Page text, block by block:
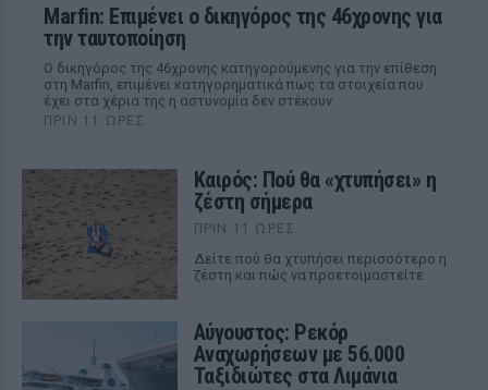
Marfin: Επιμένει ο δικηγόρος της 46χρονης για
την ταυτοποίηση
Ο δικηγόρος της 46χρονης κατηγορούμενης για την επίθεση
στη Marfin, επιμένει κατηγορηματικά πως τα στοιχεία που
έχει στα χέρια της η αστυνομία δεν στέκουν.
ΠΡΙΝ 11 ΏΡΕΣ
Καιρός: Πού θα «χτυπήσει» η
ζέστη σήμερα
ΠΡΙΝ 11 ΏΡΕΣ
Δείτε πού θα χτυπήσει περισσότερο η
ζέστη και πώς να προετοιμαστείτε
Αύγουστος: Ρεκόρ
Αναχωρήσεων με 56.000
Ταξιδιώτες στα Λιμάνια